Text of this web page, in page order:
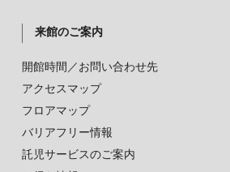
来館のご案内
開館時間／お問い合わせ先
アクセスマップ
フロアマップ
バリアフリー情報
託児サービスのご案内